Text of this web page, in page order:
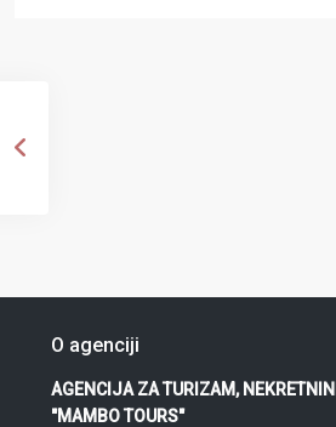
O agenciji
AGENCIJA ZA TURIZAM,
"MAMBO TOURS"